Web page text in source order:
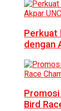
Perkuat
dengan
Bird